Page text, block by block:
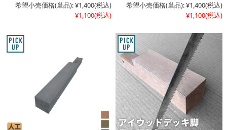
希望小売価格(単品):¥1,400(税込)
¥1,100(税込)
希望小売価格(単品):¥1,400(税込)
¥1,100(税込)